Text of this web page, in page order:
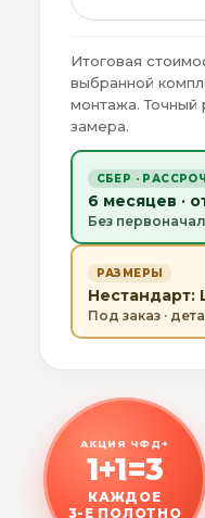
Итоговая
выбранной
монтажа. Точный
замера.
СБЕР ·
6 месяцев ·
Без
РАЗМЕРЫ
Нестандарт:
Под заказ ·
АКЦИЯ ЧФД+
1+1=3
КАЖДОЕ
3-Е ПОЛОТНО